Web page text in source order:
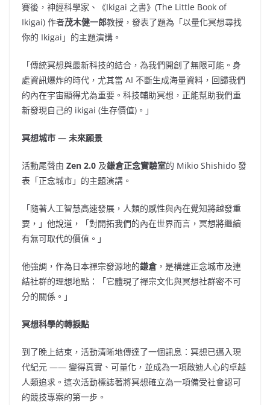
賽後，神經科學家、《Ikigai 之書》(The Little Book of
Ikigai) 作者茂木健一郎教授，發表了題為「以量化冥想尋找
你的 Ikigai」的主題演講。
「傳統冥想與最新科技的結合，為我們開創了無限可能。身
處資訊爆炸的時代，尤其當 AI 不斷生成海量資料，回歸我們
的內在宇宙顯得尤為重要。科技輔助冥想，正能幫助我們重
新發現自己的 ikigai (生存價值)。」
冥想城市 — 未來願景
活動尾聲由 Zen 2.0 及鎌倉正念實驗室的 Mikio Shishido 發
表「正念城市」的主題演講。
「隨著人工智慧高速發展，人類的感性與內在覺知將越發重
要，」他說道，「對開拓我們的內在世界而言，冥想將繼續
有無可取代的價值。」
他強調，作為日本禪宗發源地的鎌倉 ，是構建正念城市及連
結社群的理想地點：「它體現了禪宗文化與冥想社群密不可
分的關係。」
冥想科學的轉捩點
到了晚上結束，活動清晰地傳達了一個訊息：冥想已邁入現
代紀元 —— 變得真實、可量化，並成為一項啟迪人心的卓越
人類追求。這次活動標誌著將冥想確立為一項備受社會認可
的競技專案的第一步。